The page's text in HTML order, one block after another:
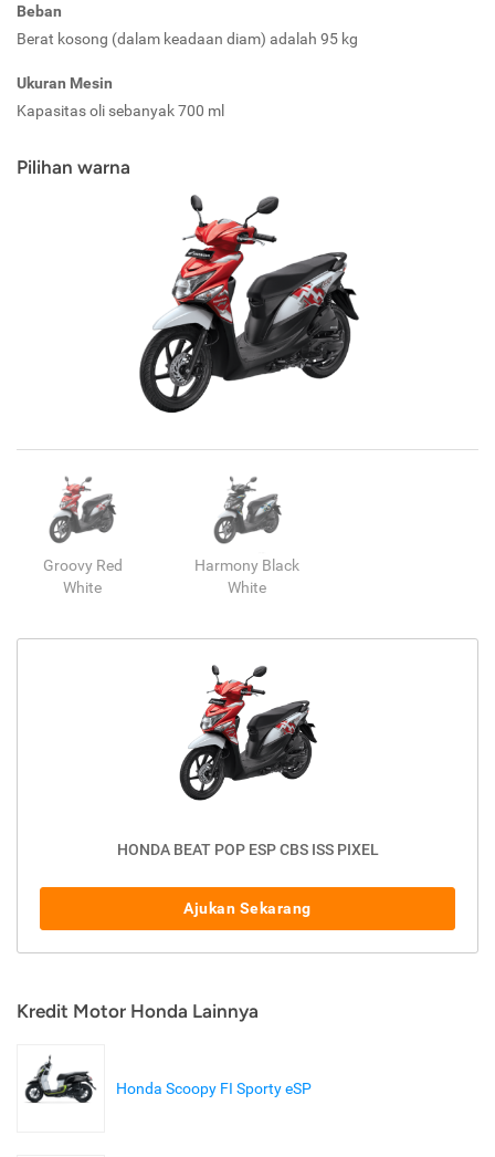
Beban
Berat kosong (dalam keadaan diam) adalah 95 kg
Ukuran Mesin
Kapasitas oli sebanyak 700 ml
Pilihan warna
Groovy Red
White
Harmony Black
White
HONDA BEAT POP ESP CBS ISS PIXEL
Ajukan Sekarang
Kredit Motor Honda Lainnya
Honda Scoopy FI Sporty eSP